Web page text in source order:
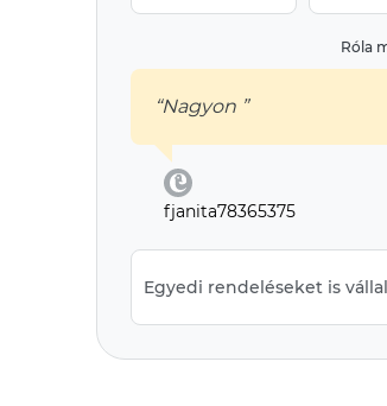
Róla
“Nagyon ”
fjanita78365375
Egyedi rendeléseket is vállal